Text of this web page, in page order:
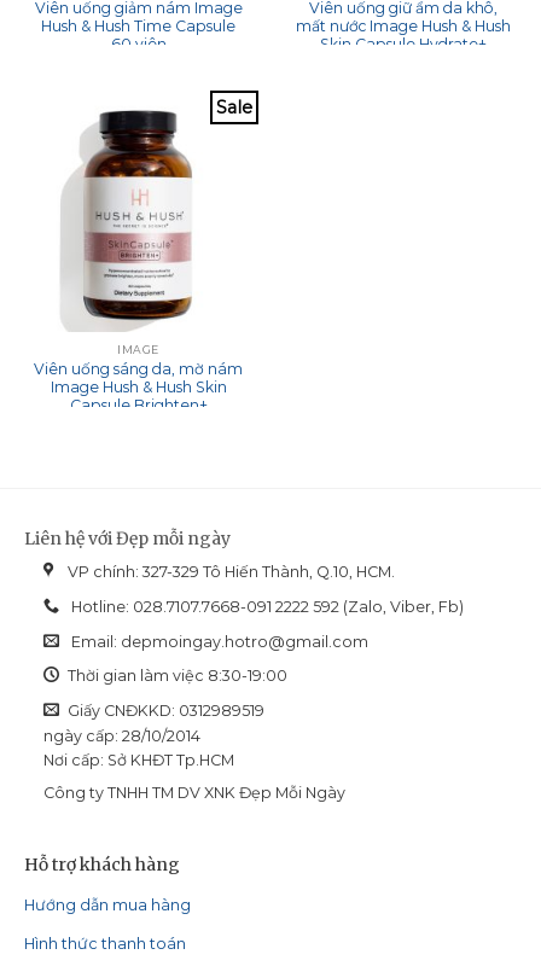
Viên uống giảm nám Image
Hush & Hush Time Capsule
60 viên
Viên uống giữ ẩm da khô,
mất nước Image Hush & Hush
Skin Capsule Hydrate+
Sale
IMAGE
Viên uống sáng da, mờ nám
Image Hush & Hush Skin
Capsule Brighten+
Liên hệ với Đẹp mỗi ngày
VP chính: 327-329 Tô Hiến Thành, Q.10, HCM.
Hotline: 028.7107.7668-091 2222 592 (Zalo, Viber, Fb)
Email: depmoingay.hotro@gmail.com
Thời gian làm việc 8:30-19:00
Giấy CNĐKKD: 0312989519
ngày cấp: 28/10/2014
Nơi cấp: Sở KHĐT Tp.HCM
Công ty TNHH TM DV XNK Đẹp Mỗi Ngày
Hỗ trợ khách hàng
Hướng dẫn mua hàng
Hình thức thanh toán